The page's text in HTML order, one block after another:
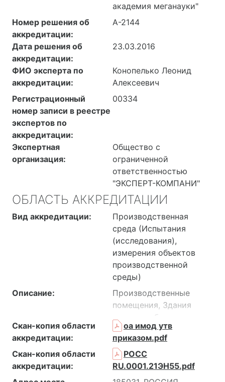
академия меганауки"
Номер решения об
аккредитации:
А-2144
Дата решения об
аккредитации:
23.03.2016
ФИО эксперта по
аккредитации:
Конопелько Леонид
Алексеевич
Регистрационный
номер записи в реестре
экспертов по
аккредитации:
00334
Экспертная
организация:
Общество с
ограниченной
ответственностью
"ЭКСПЕРТ-КОМПАНИ"
ОБЛАСТЬ АККРЕДИТАЦИИ
Вид аккредитации:
Производственная
среда (Испытания
(исследования),
измерения объектов
производственной
среды)
Описание:
Производственные
помещения, Здания
жилые и общественные,
Рабочие места, Рабочие
места операторов,
снабженные средствами
отображения
информации на
Скан-копия области
аккредитации:
оа имод утв
приказом.pdf
Скан-копия области
аккредитации:
POCC
RU.0001.21ЭН55.pdf